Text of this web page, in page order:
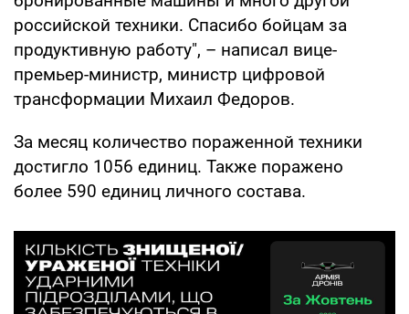
российской техники. Спасибо бойцам за
продуктивную работу", – написал вице-
премьер-министр, министр цифровой
трансформации Михаил Федоров.
За месяц количество пораженной техники
достигло 1056 единиц. Также поражено
более 590 единиц личного состава.